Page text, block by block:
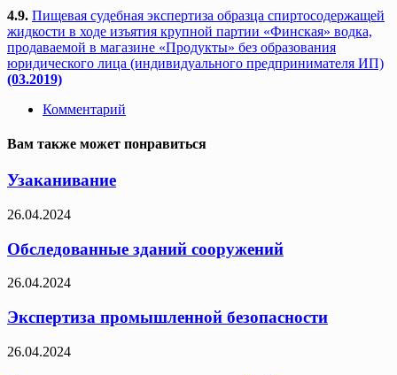
4.9. Пищевая судебная экспертиза образца спиртосодержащей
жидкости в ходе изъятия крупной партии «Финская» водка,
продаваемой в магазине «Продукты» без образования
юридического лица (индивидуального предпринимателя ИП)
(03.2019)
Комментарий
Вам также может понравиться
Узаканивание
26.04.2024
Обследованные зданий сооружений
26.04.2024
Экспертиза промышленной безопасности
26.04.2024